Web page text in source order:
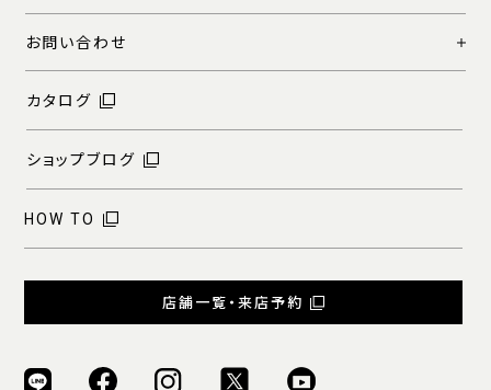
お問い合わせ
カタログ
ショップブログ
HOW TO
店舗一覧・来店予約